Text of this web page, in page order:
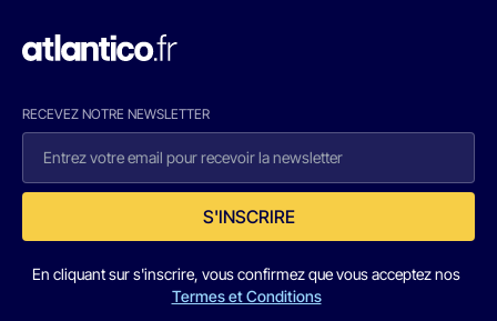
RECEVEZ NOTRE NEWSLETTER
S'INSCRIRE
En cliquant sur s'inscrire, vous confirmez que vous acceptez nos
Termes et Conditions